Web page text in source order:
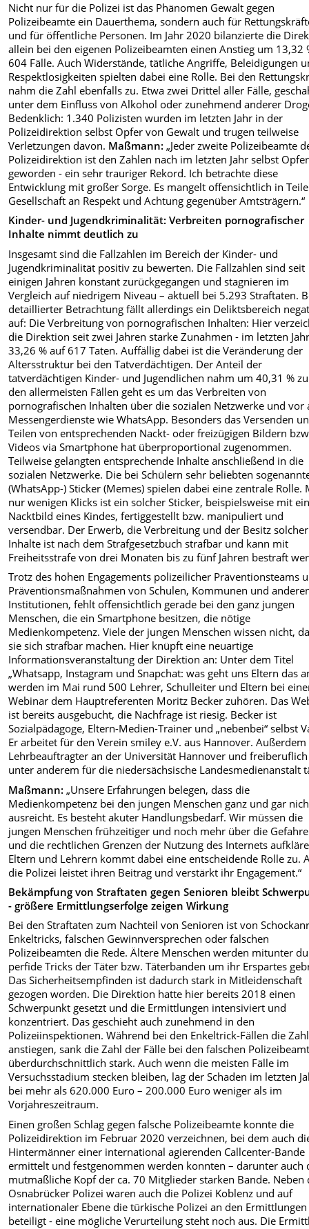
Nicht nur für die Polizei ist das Phänomen Gewalt gegen
Polizeibeamte ein Dauerthema, sondern auch für
und für öffentliche Personen. Im Jahr 2020 bilanzierte die
allein bei den eigenen Polizeibeamten einen Anstieg um 13,32
604 Fälle. Auch Widerstände, tätliche Angriffe, Beleidigungen
Respektlosigkeiten spielten dabei eine Rolle. Bei den
nahm die Zahl ebenfalls zu. Etwa zwei Drittel aller Fälle,
unter dem Einfluss von Alkohol oder zunehmend anderer
Bedenklich: 1.340 Polizisten wurden im letzten Jahr in der
Polizeidirektion selbst Opfer von Gewalt und trugen teilweise
Verletzungen davon. Maßmann: „Jeder zweite Polizeibeamte
Polizeidirektion ist den Zahlen nach im letzten Jahr selbst Opfer
geworden - ein sehr trauriger Rekord. Ich betrachte diese
Entwicklung mit großer Sorge. Es mangelt offensichtlich in
Gesellschaft an Respekt und Achtung gegenüber Amtsträgern.“
Kinder- und Jugendkriminalität: Verbreiten pornografischer
Inhalte nimmt deutlich zu
Insgesamt sind die Fallzahlen im Bereich der Kinder- und
Jugendkriminalität positiv zu bewerten. Die Fallzahlen sind seit
einigen Jahren konstant zurückgegangen und stagnieren im
Vergleich auf niedrigem Niveau – aktuell bei 5.293 Straftaten.
detaillierter Betrachtung fällt allerdings ein Deliktsbereich
auf: Die Verbreitung von pornografischen Inhalten: Hier
die Direktion seit zwei Jahren starke Zunahmen - im letzten
33,26 % auf 617 Taten. Auffällig dabei ist die Veränderung der
Altersstruktur bei den Tatverdächtigen. Der Anteil der
tatverdächtigen Kinder- und Jugendlichen nahm um 40,31 %
den allermeisten Fällen geht es um das Verbreiten von
pornografischen Inhalten über die sozialen Netzwerke und vor
Messengerdienste wie WhatsApp. Besonders das Versenden
Teilen von entsprechenden Nackt- oder freizügigen Bildern
Videos via Smartphone hat überproportional zugenommen.
Teilweise gelangten entsprechende Inhalte anschließend in die
sozialen Netzwerke. Die bei Schülern sehr beliebten
(WhatsApp-) Sticker (Memes) spielen dabei eine zentrale Rolle.
nur wenigen Klicks ist ein solcher Sticker, beispielsweise mit
Nacktbild eines Kindes, fertiggestellt bzw. manipuliert und
versendbar. Der Erwerb, die Verbreitung und der Besitz solcher
Inhalte ist nach dem Strafgesetzbuch strafbar und kann mit
Freiheitsstrafe von drei Monaten bis zu fünf Jahren bestraft
Trotz des hohen Engagements polizeilicher Präventionsteams
Präventionsmaßnahmen von Schulen, Kommunen und
Institutionen, fehlt offensichtlich gerade bei den ganz jungen
Menschen, die ein Smartphone besitzen, die nötige
Medienkompetenz. Viele der jungen Menschen wissen nicht,
sie sich strafbar machen. Hier knüpft eine neuartige
Informationsveranstaltung der Direktion an: Unter dem Titel
„Whatsapp, Instagram und Snapchat: was geht uns Eltern das
werden im Mai rund 500 Lehrer, Schulleiter und Eltern bei
Webinar dem Hauptreferenten Moritz Becker zuhören. Das
ist bereits ausgebucht, die Nachfrage ist riesig. Becker ist
Sozialpädagoge, Eltern-Medien-Trainer und „nebenbei“ selbst
Er arbeitet für den Verein smiley e.V. aus Hannover.
Lehrbeauftragter an der Universität Hannover und freiberuflich
unter anderem für die niedersächsische Landesmedienanstalt
Maßmann: „Unsere Erfahrungen belegen, dass die
Medienkompetenz bei den jungen Menschen ganz und gar
ausreicht. Es besteht akuter Handlungsbedarf. Wir müssen die
jungen Menschen frühzeitiger und noch mehr über die
und die rechtlichen Grenzen der Nutzung des Internets
Eltern und Lehrern kommt dabei eine entscheidende Rolle zu.
die Polizei leistet ihren Beitrag und verstärkt ihr Engagement.“
Bekämpfung von Straftaten gegen Senioren bleibt
- größere Ermittlungserfolge zeigen Wirkung
Bei den Straftaten zum Nachteil von Senioren ist von
Enkeltricks, falschen Gewinnversprechen oder falschen
Polizeibeamten die Rede. Ältere Menschen werden mitunter
perfide Tricks der Täter bzw. Täterbanden um ihr Erspartes
Das Sicherheitsempfinden ist dadurch stark in Mitleidenschaft
gezogen worden. Die Direktion hatte hier bereits 2018 einen
Schwerpunkt gesetzt und die Ermittlungen intensiviert und
konzentriert. Das geschieht auch zunehmend in den
Polizeiinspektionen. Während bei den Enkeltrick-Fällen die
anstiegen, sank die Zahl der Fälle bei den falschen
überdurchschnittlich stark. Auch wenn die meisten Fälle im
Versuchsstadium stecken bleiben, lag der Schaden im letzten
bei mehr als 620.000 Euro – 200.000 Euro weniger als im
Vorjahreszeitraum.
Einen großen Schlag gegen falsche Polizeibeamte konnte die
Polizeidirektion im Februar 2020 verzeichnen, bei dem auch
Hintermänner einer international agierenden Callcenter-Bande
ermittelt und festgenommen werden konnten – darunter auch
mutmaßliche Kopf der ca. 70 Mitglieder starken Bande. Neben
Osnabrücker Polizei waren auch die Polizei Koblenz und auf
internationaler Ebene die türkische Polizei an den Ermittlungen
beteiligt - eine mögliche Verurteilung steht noch aus. Die